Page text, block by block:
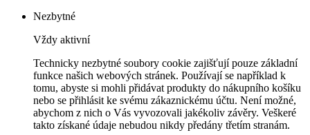
Nezbytné
Vždy aktivní
Technicky nezbytné soubory cookie zajišťují pouze základní
funkce našich webových stránek. Používají se například k
tomu, abyste si mohli přidávat produkty do nákupního košíku
nebo se přihlásit ke svému zákaznickému účtu. Není možné,
abychom z nich o Vás vyvozovali jakékoliv závěry. Veškeré
takto získané údaje nebudou nikdy předány třetím stranám.